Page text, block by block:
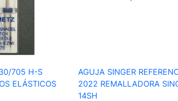
705 H-S
ELÁSTICOS
Vista rápida
AGUJA SINGER
2022 REMALLADORA
14SH